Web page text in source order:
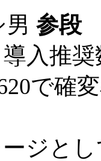
参段
導入推
で確
ジと